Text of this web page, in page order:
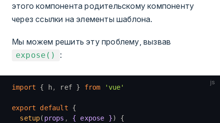
этого компонента родительскому компоненту
через ссылки на элементы шаблона.
Мы можем решить эту проблему, вызвав
expose() :
js
import { h, ref } from 'vue'
export default {
  setup
( props , { expose }) {